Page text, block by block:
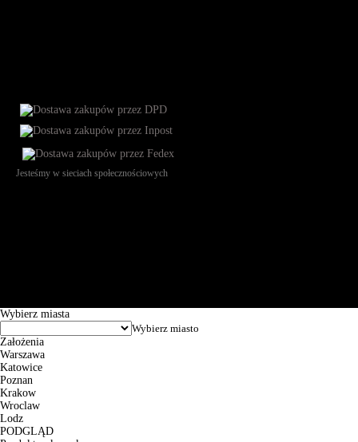
Jesteśmy w sieciach społecznościowych
Wybierz miasta
Założenia
Warszawa
Katowice
Poznan
Krakow
Wroclaw
Lodz
PODGLĄD